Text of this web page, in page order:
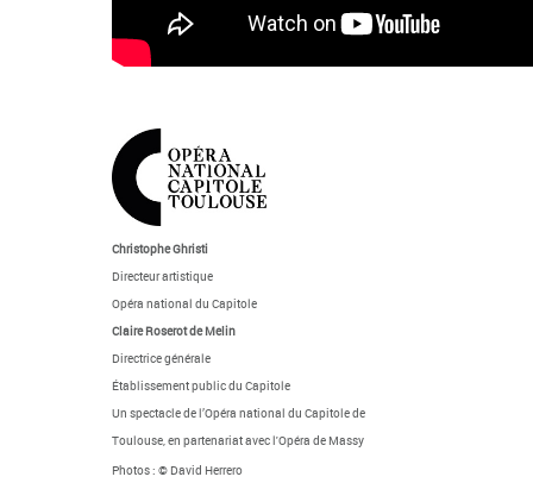
Christophe Ghristi
Directeur artistique
Opéra national du Capitole
Claire Roserot de Melin
Directrice générale
Établissement public du Capitole
Un spectacle de l’Opéra national du Capitole de
Toulouse,en partenariat avec l'Opéra de Massy
Photos : © David Herrero